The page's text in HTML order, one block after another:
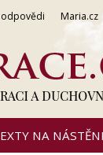
odpovědi Maria.cz
NA